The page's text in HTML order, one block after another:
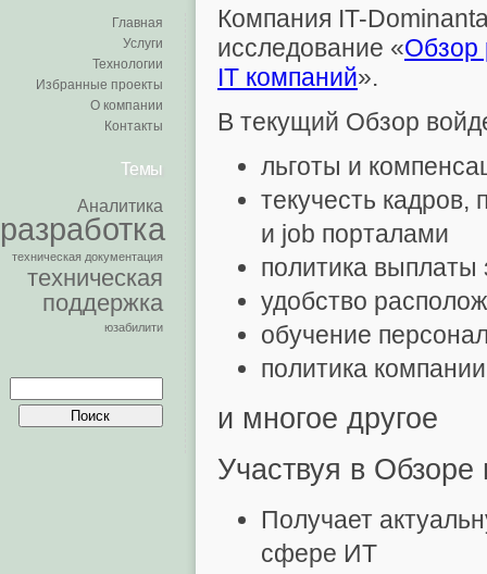
Компания IT-
исследование «Обзор
IT компаний».
В текущий Обзор
льготы и
текучесть
и job порталами
политика выплаты
удобство
обучение
политика
и многое другое
Участвуя в
Получает
сфере ИТ
Главная
Услуги
Технологии
Избранные проекты
О компании
Контакты
Темы
Аналитика
разработка
техническая документация
техническая
поддержка
юзабилити